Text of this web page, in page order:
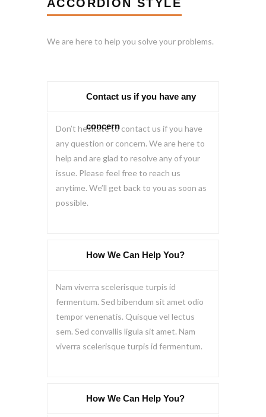
ACCORDION STYLE
We are here to help you solve your problems.
Contact us if you have any
concern
Don’t hesitate to contact us if you have
any question or concern. We are here to
help and are glad to resolve any of your
issue. Please feel free to reach us
anytime. We’ll get back to you as soon as
possible.
How We Can Help You?
Nam viverra scelerisque turpis id
fermentum. Sed bibendum sit amet odio
tempor venenatis. Quisque vel lectus
sem. Sed convallis ligula sit amet. Nam
viverra scelerisque turpis id fermentum.
How We Can Help You?